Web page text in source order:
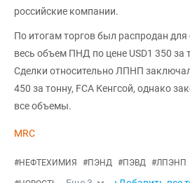
российские компании.
По итогам торгов был распродан для
весь объем ПНД по цене USD1 350 за
Сделки относительно ЛПНП
450 за тонну, FCA Кенгсой, однако
все объемы.
MRC
#НЕФТЕХИМИЯ #ПЭНД #ПЭВД #ЛПЭНП